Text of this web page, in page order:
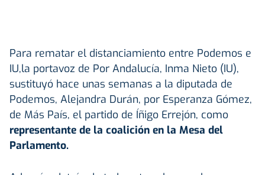
Para rematar el distanciamiento entre Podemos e
IU,la portavoz de Por Andalucía, Inma Nieto (IU),
sustituyó hace unas semanas a la diputada de
Podemos, Alejandra Durán, por Esperanza Gómez,
de Más País, el partido de Íñigo Errejón, como
representante de la coalición en la Mesa del
Parlamento.